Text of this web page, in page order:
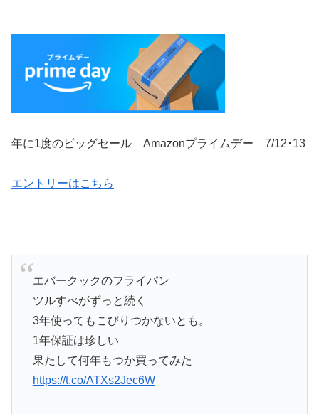
年に1度のビッグセール Amazonプライムデー 7/12･13
エントリーはこちら
エバークックのフライパン
ツルすべがずっと続く
3年使ってもこびりつかないとも。
1年保証は珍しい
果たして何年もつか買ってみた
https://t.co/ATXs2Jec6W